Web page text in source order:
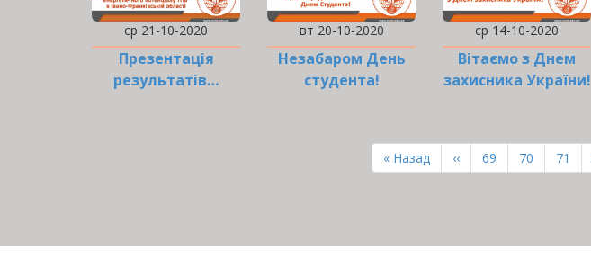
ср 21-10-2020
Презентація
результатів…
вт 20-10-2020
Незабаром День
студента!
ср 14-10-2020
Вітаємо з Днем
захисника України!
Перша
сторінка
« Назад
Попередня
сторінка
‹‹ Page
69 Page
70 Page
71